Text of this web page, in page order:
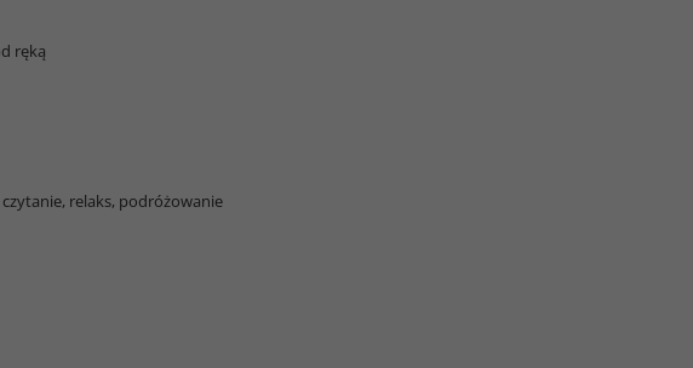
ręką
relaks, podróżowanie